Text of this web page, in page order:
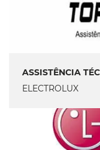
ASSISTÊNCIA
ELECTROLUX